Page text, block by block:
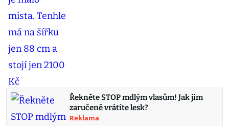
Řekněte STOP mdlým vlasům! Jak jim
zaručeně vrátíte lesk?
Reklama